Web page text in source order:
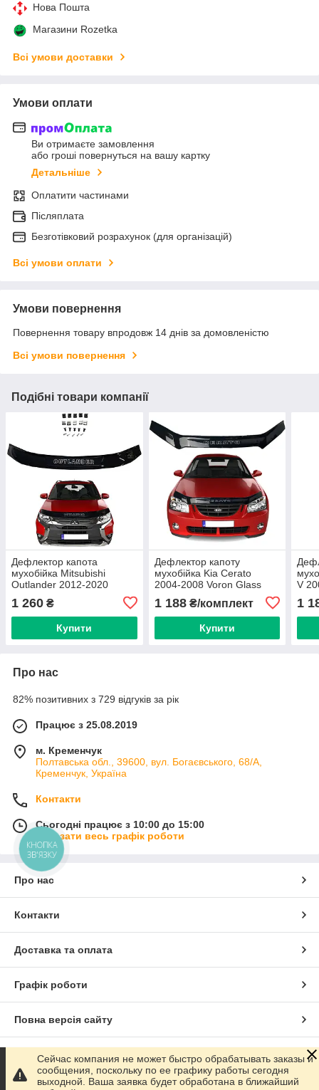
Нова Пошта
Магазини Rozetka
Всі умови доставки
Умови оплати
Ви отримаєте замовлення
або гроші повернуться на вашу картку
Детальніше
Оплатити частинами
Післяплата
Безготівковий розрахунок (для організацій)
Всі умови оплати
Умови повернення
Повернення товару впродовж 14 днів за домовленістю
Всі умови повернення
Подібні товари компанії
Дефлектор капота
мухобійка Mitsubishi
Outlander 2012-2020
Glass
1 260 ₴
Купити
Дефлектор капоту
мухобійка Kia Cerato
2004-2008 Voron Glass
1 188₴/комплект
Купити
V
1
Про нас
82% позитивних з 729 відгуків за рік
Працює з 25.08.2019
м. Кременчук
Полтавська обл., 39600, вул. Богаєвського, 68/А,
Кременчук, Україна
Контакти
Сьогодні працює з 10:00 до 15:00
Показати весь графік роботи
Про нас
Контакти
Доставка та оплата
Графік роботи
Повна версія сайту
Сайт створено на маркетплейсі Prom.ua
Сейчас компания не может быстро обрабатывать заказы и
сообщения, поскольку по ее графику работы сегодня
выходной. Ваша заявка будет обработана в ближайший
КНОПКА
ЗВ'ЯЗКУ